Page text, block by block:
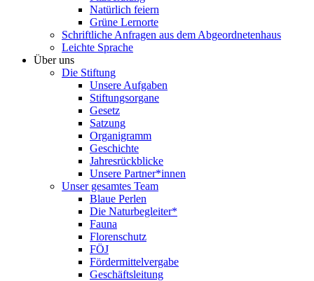
Natürlich feiern
Grüne Lernorte
Schriftliche Anfragen aus dem Abgeordnetenhaus
Leichte Sprache
Über uns
Die Stiftung
Unsere Aufgaben
Stiftungsorgane
Gesetz
Satzung
Organigramm
Geschichte
Jahresrückblicke
Unsere Partner*innen
Unser gesamtes Team
Blaue Perlen
Die Naturbegleiter*
Fauna
Florenschutz
FÖJ
Fördermittelvergabe
Geschäftsleitung